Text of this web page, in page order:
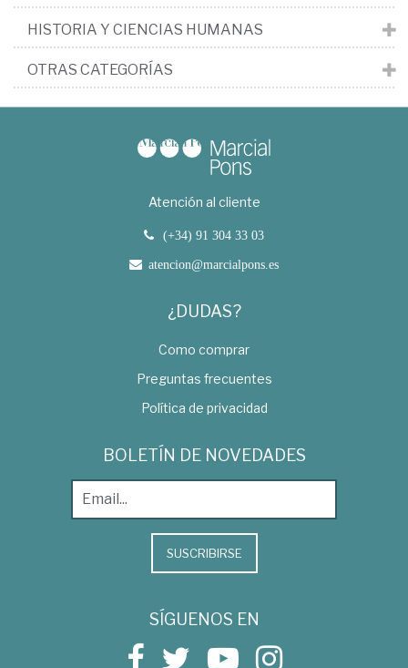
HISTORIA Y CIENCIAS HUMANAS
OTRAS CATEGORÍAS
Atención al cliente
(+34) 91 304 33 03
atencion@marcialpons.es
¿DUDAS?
Como comprar
Preguntas frecuentes
Política de privacidad
BOLETÍN DE NOVEDADES
SUSCRIBIRSE
SÍGUENOS EN